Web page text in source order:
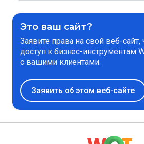
Это ваш сайт?
Заявите права на свой веб-сайт,
доступ к бизнес-инструментам
с вашими клиентами.
Заявить об этом веб-сайте